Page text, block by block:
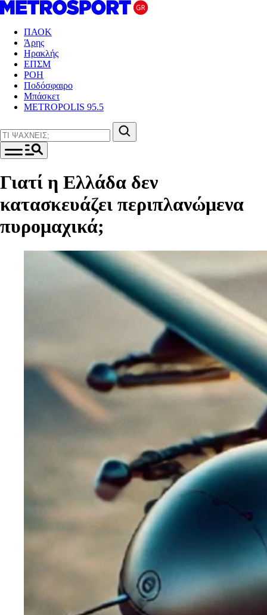
ΠΑΟΚ
Άρης
Ηρακλής
ΕΠΣΜ
ΡΟΗ
Ποδόσφαιρο
Μπάσκετ
METROPOLIS 95.5
Γιατί η Ελλάδα δεν
κατασκευάζει περιπλανώμενα
πυρομαχικά;